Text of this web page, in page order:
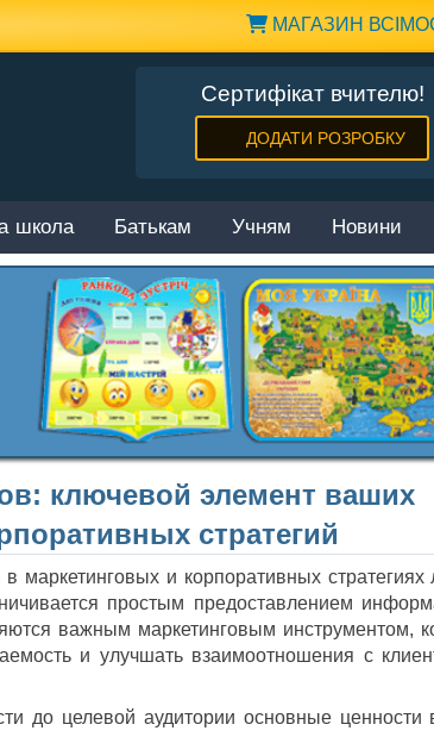
МАГАЗИН
Сертифікат вчителю!
ДОДАТИ РОЗРОБКУ
школа Батькам Учням Новини
ключевой элемент ваших
стратегий
маркетинговых и корпоративных стратегиях
простым предоставлением
важным маркетинговым инструментом,
и улучшать взаимоотношения с
до целевой аудитории основные ценности